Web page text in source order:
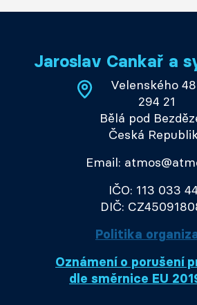
Jaroslav Cankař a
Velenského
294 21
Bělá pod
Česká
Email:
IČO: 113 033 44
DIČ:
Politika
Oznámení o porušení
dle směrnice EU